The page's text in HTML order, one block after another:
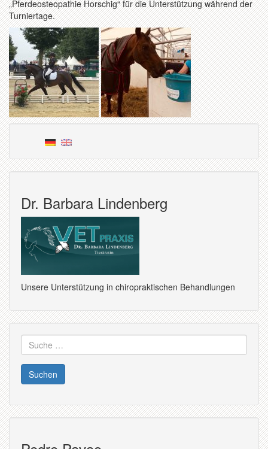
„Pferdeosteopathie Horschig“ für die Unterstützung während der
Turniertage.
Dr. Barbara Lindenberg
Unsere Unterstützung in chiropraktischen Behandlungen
Suche
nach: